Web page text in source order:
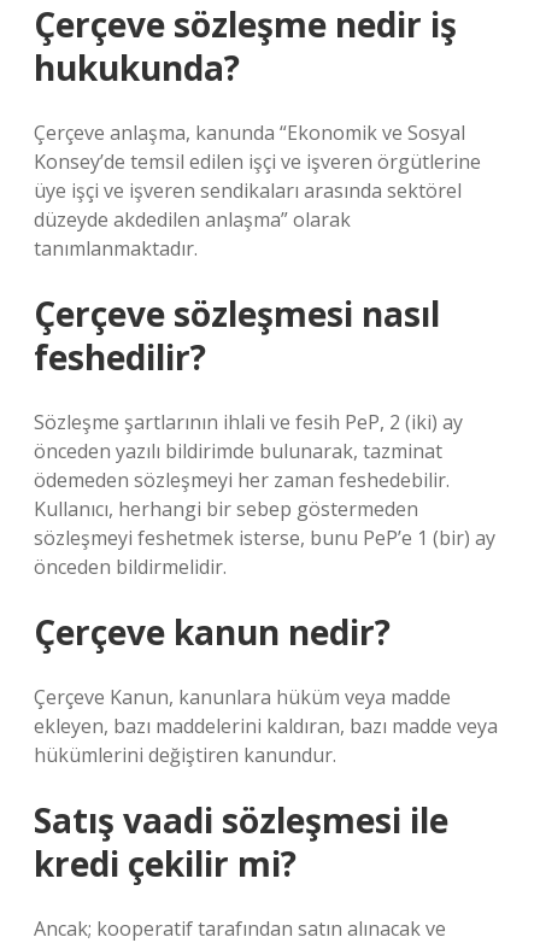
Çerçeve sözleşme nedir iş
hukukunda?
Çerçeve anlaşma, kanunda “Ekonomik ve Sosyal
Konsey’de temsil edilen işçi ve işveren örgütlerine
üye işçi ve işveren sendikaları arasında sektörel
düzeyde akdedilen anlaşma” olarak
tanımlanmaktadır.
Çerçeve sözleşmesi nasıl
feshedilir?
Sözleşme şartlarının ihlali ve fesih PeP, 2 (iki) ay
önceden yazılı bildirimde bulunarak, tazminat
ödemeden sözleşmeyi her zaman feshedebilir.
Kullanıcı, herhangi bir sebep göstermeden
sözleşmeyi feshetmek isterse, bunu PeP’e 1 (bir) ay
önceden bildirmelidir.
Çerçeve kanun nedir?
Çerçeve Kanun, kanunlara hüküm veya madde
ekleyen, bazı maddelerini kaldıran, bazı madde veya
hükümlerini değiştiren kanundur.
Satış vaadi sözleşmesi ile
kredi çekilir mi?
Ancak; kooperatif tarafından satın alınacak ve